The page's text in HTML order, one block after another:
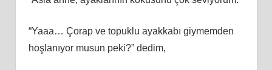
“Yaaa… Çorap ve topuklu ayakkabı giymemden
hoşlanıyor musun peki?” dedim,